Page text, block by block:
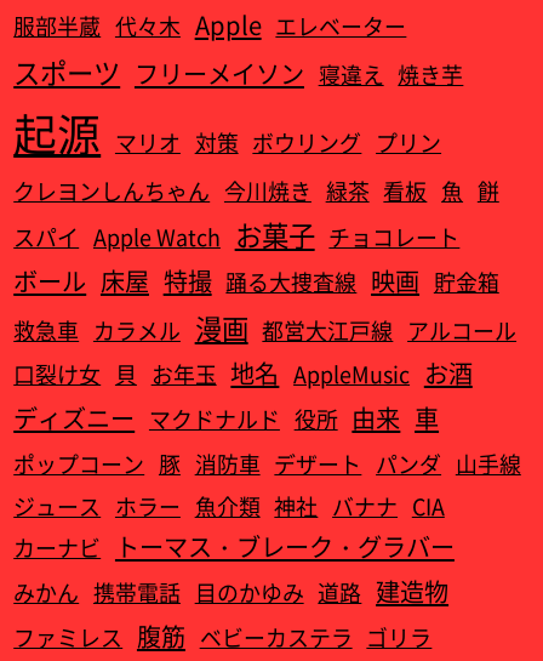
服部半蔵 代々木 Apple エレベーター
スポーツ フリーメイソン 寝違え 焼き芋
起源 マリオ 対策 ボウリング プリン
クレヨンしんちゃん 今川焼き 緑茶 看板 魚 餅
スパイ Apple Watch‎ お菓子 チョコレート
ボール 床屋 特撮 踊る大捜査線 映画 貯金箱
救急車 カラメル 漫画 都営大江戸線 アルコール
口裂け女 貝 お年玉 地名 AppleMusic お酒
ディズニー マクドナルド 役所 由来 車
ポップコーン 豚 消防車 デザート パンダ 山手線
ジュース ホラー 魚介類 神社 バナナ CIA
カーナビ
トーマス・ブレーク・グラバー
みかん 携帯電話 目のかゆみ 道路 建造物
ファミレス 腹筋 ベビーカステラ ゴリラ